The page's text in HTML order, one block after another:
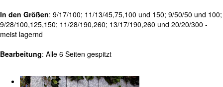
In den Größen: 9/17/100; 11/13/45,75,100 und 150; 9/50/50 und 100;
9/28/100,125,150; 11/28/190,260; 13/17/190,260 und 20/20/300 -
meist lagernd
Bearbeitung: Alle 6 Seiten gespitzt